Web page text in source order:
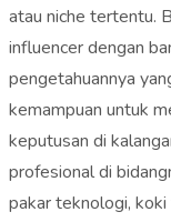
atau niche tertentu.
influencer dengan
pengetahuannya
kemampuan untuk
keputusan di
profesional di
pakar teknologi,